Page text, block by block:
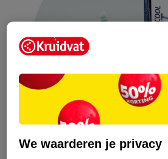
We waarderen je privacy